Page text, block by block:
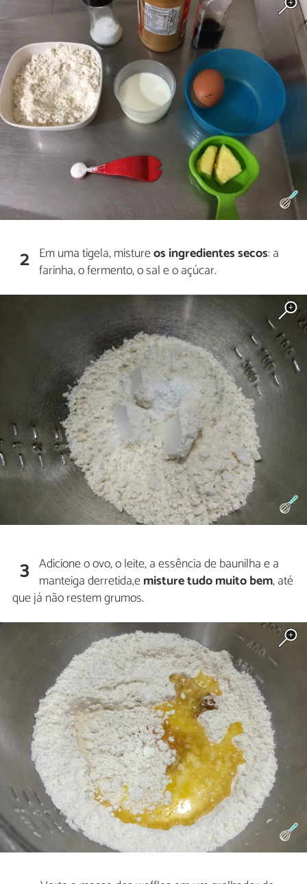
2 Em uma tigela, mistureos ingredientes secos: a
farinha, o fermento, o sal e o açúcar.
3 Adicione o ovo, o leite, a essência de baunilha e a
manteiga derretida,emisture tudo muito bem, até
que já não restem grumos.